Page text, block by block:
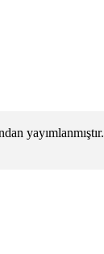
yayımlanmıştır.